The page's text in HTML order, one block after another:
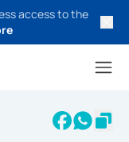
access to the